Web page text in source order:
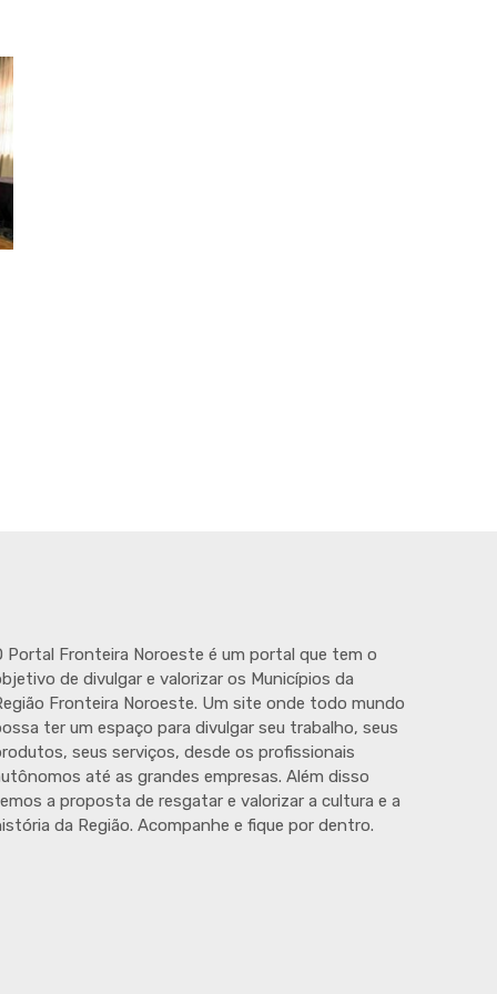
Portal Fronteira Noroeste é um portal que tem o
de divulgar e valorizar os Municípios da
Fronteira Noroeste. Um site onde todo mundo
ter um espaço para divulgar seu trabalho, seus
seus serviços, desde os profissionais
até as grandes empresas. Além disso
a proposta de resgatar e valorizar a cultura e a
da Região. Acompanhe e fique por dentro.